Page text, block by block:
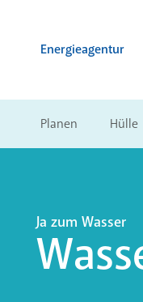
Energieagentur
Planen Hülle
Ja zum Wasser